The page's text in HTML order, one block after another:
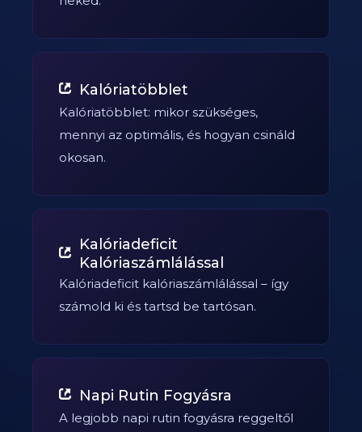
Kalóriatöbblet
Kalóriatöbblet: mikor szükséges,
mennyi az optimális, és hogyan csináld
okosan.
Kalóriadeficit
Kalóriaszámlálással
Kalóriadeficit kalóriaszámlálással – így
számold ki és tartsd be tartósan.
Napi Rutin Fogyásra
A legjobb napi rutin fogyásra reggeltől